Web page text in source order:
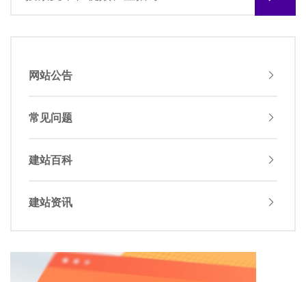
网站公告
常见问题
建站百科
建站资讯